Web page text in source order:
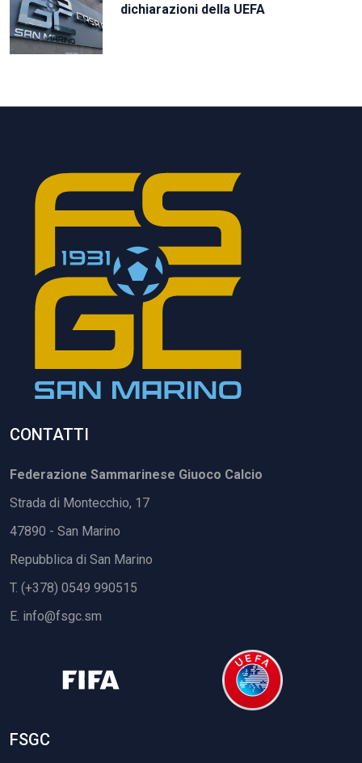
dichiarazioni della UEFA
CONTATTI
Federazione Sammarinese Giuoco Calcio
Strada di Montecchio, 17
47890 - San Marino
Repubblica di San Marino
T. (+378) 0549 990515
E. info@fsgc.sm
FSGC